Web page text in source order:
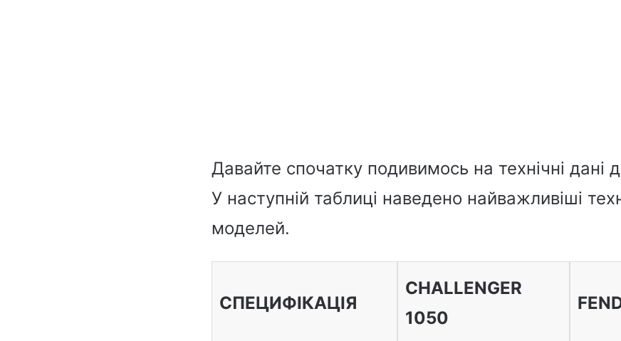
Давайте спочатку подивимось на технічні дані
У наступній таблиці наведено найважливіші
моделей.
СПЕЦИФІКАЦІЯ
CHALLENGER
1050